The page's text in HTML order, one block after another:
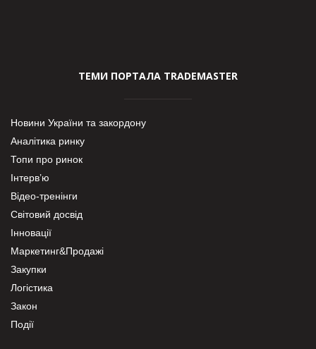
ТЕМИ ПОРТАЛА TRADEMASTER
Новини України та закордону
Аналітика ринку
Топи про ринок
Інтерв’ю
Відео-тренінги
Світовий досвід
Інновації
Маркетинг&Продажі
Закупки
Логістика
Закон
Події